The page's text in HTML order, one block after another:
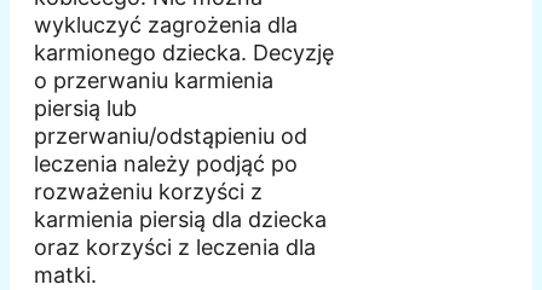
wykluczyć zagrożenia dla
karmionego dziecka. Decyzję
o przerwaniu karmienia
piersią lub
przerwaniu/odstąpieniu od
leczenia należy podjąć po
rozważeniu korzyści z
karmienia piersią dla dziecka
oraz korzyści z leczenia dla
matki.